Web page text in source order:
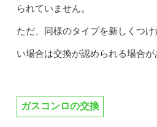
られていません。
ただ、同様のタイプを新しくつ
い場合は交換が認められる場合が
ガスコンロの交換